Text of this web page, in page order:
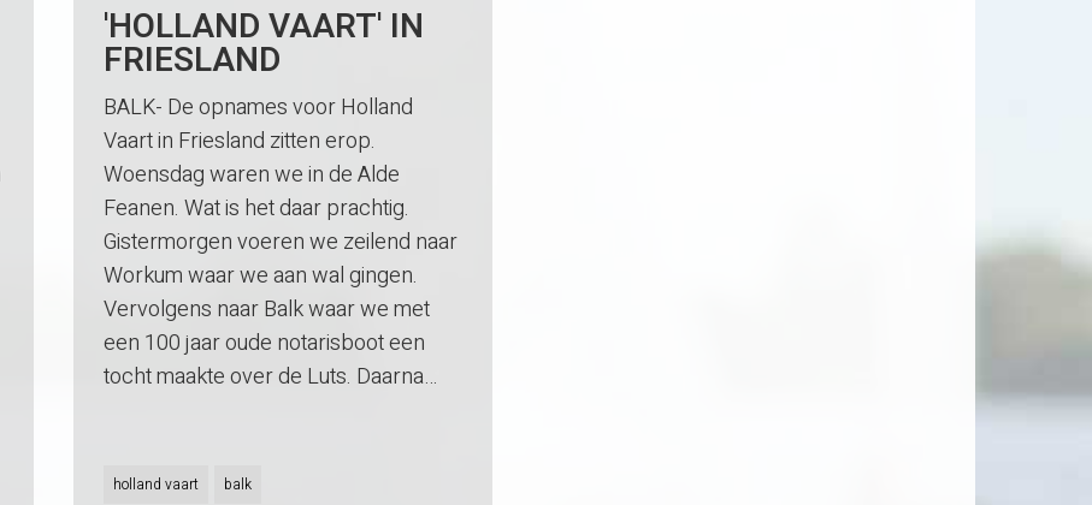
'HOLLAND VAART' IN
FRIESLAND
BALK- De opnames voor Holland
Vaart in Friesland zitten erop.
Woensdag waren we in de Alde
Feanen. Wat is het daar prachtig.
Gistermorgen voeren we zeilend naar
Workum waar we aan wal gingen.
Vervolgens naar Balk waar we met
een 100 jaar oude notarisboot een
tocht maakte over de Luts. Daarna…
holland vaart balk